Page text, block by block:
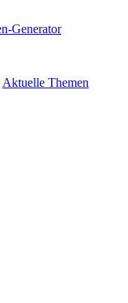
Aktuelle Themen